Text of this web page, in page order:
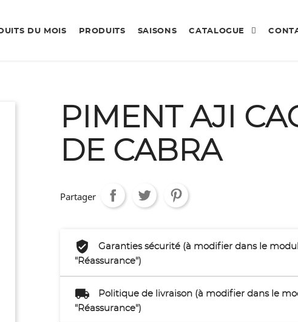
DU MOIS PRODUITS SAISONS CATALOGUE
PIMENT AJI
DE CABRA
Partager
Garanties sécurité (à modifier dans le
"Réassurance")
Politique de livraison (à modifier dans le
"Réassurance")